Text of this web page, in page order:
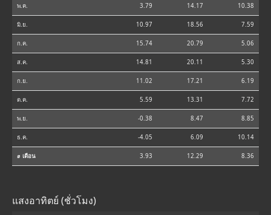
พ.ค. 3.79 14.17 10.38
มิ.ย. 10.97 18.56 7.59
ก.ค. 15.74 20.79 5.06
ส.ค. 14.81 20.11 5.30
ก.ย. 11.02 17.21 6.19
ต.ค. 5.59 13.31 7.72
พ.ย. -0.38 8.47 8.85
ธ.ค. -4.05 6.09 10.14
⌀ เดือน 3.93 12.29 8.36
แสงอาทิตย์ (ชั่วโมง)